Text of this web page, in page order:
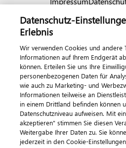
© 2026
Datenschutz-
Erlebnis
Wir verwenden Cookies und andere
Informationen auf Ihrem Endgerät
können. Erteilen Sie uns Ihre
personenbezogenen Daten für
wie auch zu Marketing- und
Informationen teilweise an
in einem Drittland befinden können
Datenschutzniveau aufweisen. Mit
akzeptieren" stimmen Sie diesen
Weitergabe Ihrer Daten zu. Sie
jederzeit in den Cookie-